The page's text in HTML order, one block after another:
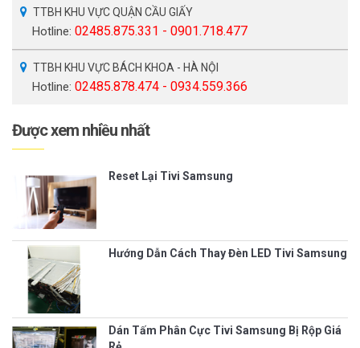
TTBH KHU VỰC QUẬN CẦU GIẤY
Hotline: 02485.875.331 - 0901.718.477
TTBH KHU VỰC BÁCH KHOA - HÀ NỘI
Hotline: 02485.878.474 - 0934.559.366
Được xem nhiều nhất
Reset Lại Tivi Samsung
Hướng Dẫn Cách Thay Đèn LED Tivi Samsung
Dán Tấm Phân Cực Tivi Samsung Bị Rộp Giá